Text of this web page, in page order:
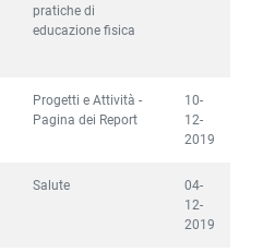
pratiche di
educazione fisica
Progetti e Attività -
Pagina dei Report
10-
12-
2019
Salute
04-
12-
2019